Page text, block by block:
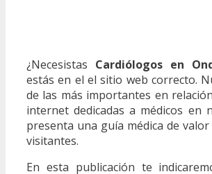
¿Necesistas Cardiólogos en
estás en el el sitio web correcto.
de las más importantes en
internet dedicadas a médicos en
presenta una guía médica de
visitantes.
En esta publicación te